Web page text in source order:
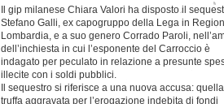
Il gip milanese Chiara Valori ha disposto il
Stefano Galli, ex capogruppo della Lega in
Lombardia, e a suo genero Corrado Paroli,
dell’inchiesta in cui l’esponente del Carroccio è
indagato per peculato in relazione a presunte
illecite con i soldi pubblici.
Il sequestro si riferisce a una nuova accusa:
truffa aggravata per l’erogazione indebita di fondi